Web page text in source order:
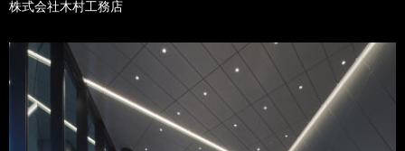
株式会社木村工務店